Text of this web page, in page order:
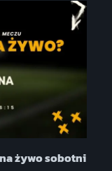
żywo sobotni